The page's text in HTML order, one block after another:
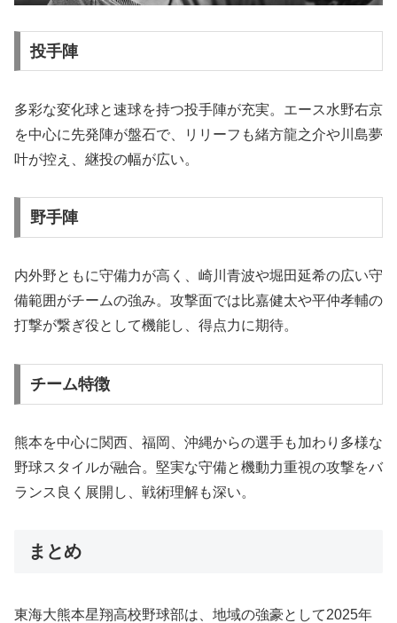
投手陣
多彩な変化球と速球を持つ投手陣が充実。エース水野右京
を中心に先発陣が盤石で、リリーフも緒方龍之介や川島夢
叶が控え、継投の幅が広い。
野手陣
内外野ともに守備力が高く、崎川青波や堀田延希の広い守
備範囲がチームの強み。攻撃面では比嘉健太や平仲孝輔の
打撃が繋ぎ役として機能し、得点力に期待。
チーム特徴
熊本を中心に関西、福岡、沖縄からの選手も加わり多様な
野球スタイルが融合。堅実な守備と機動力重視の攻撃をバ
ランス良く展開し、戦術理解も深い。
まとめ
東海大熊本星翔高校野球部は、地域の強豪として2025年